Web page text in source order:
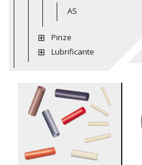
AS
Pinze
Lubrificante